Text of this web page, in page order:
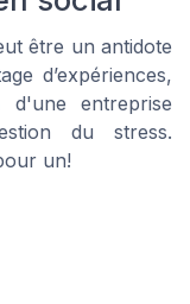
être un antidote
d’expériences,
d'une entreprise
du stress.
un!